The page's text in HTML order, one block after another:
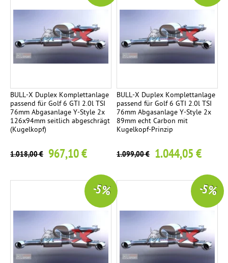
BULL-X Duplex Komplettanlage
passend für Golf 6 GTI 2.0l TSI
76mm Abgasanlage Y-Style 2x
126x94mm seitlich abgeschrägt
(Kugelkopf)
1.018,00 € 967,10 €
BULL-X Duplex Komplettanlage
passend für Golf 6 GTI 2.0l TSI
76mm Abgasanlage Y-Style 2x
89mm echt Carbon mit
Kugelkopf-Prinzip
1.099,00 € 1.044,05 €
-5 % -5 %